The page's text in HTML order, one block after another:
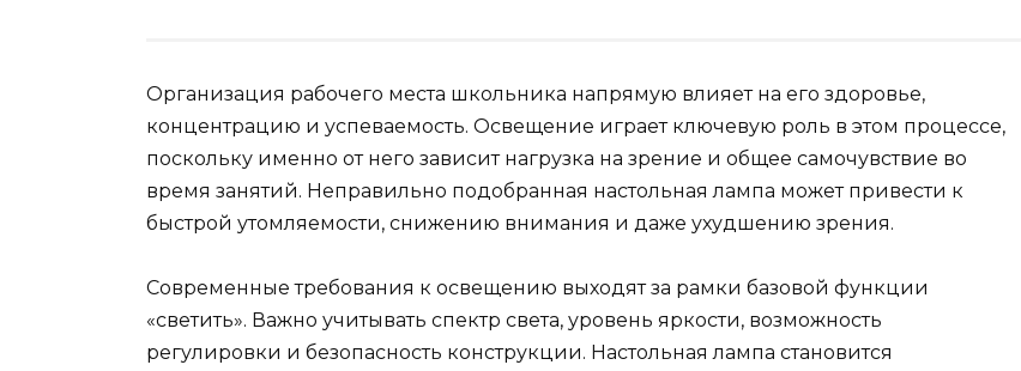
Организация рабочего места школьника напрямую влияет на его здоровье,
концентрацию и успеваемость. Освещение играет ключевую роль в этом процессе,
поскольку именно от него зависит нагрузка на зрение и общее самочувствие во
время занятий. Неправильно подобранная настольная лампа может привести к
быстрой утомляемости, снижению внимания и даже ухудшению зрения.
Современные требования к освещению выходят за рамки базовой функции
«светить». Важно учитывать спектр света, уровень яркости, возможность
регулировки и безопасность конструкции. Настольная лампа становится